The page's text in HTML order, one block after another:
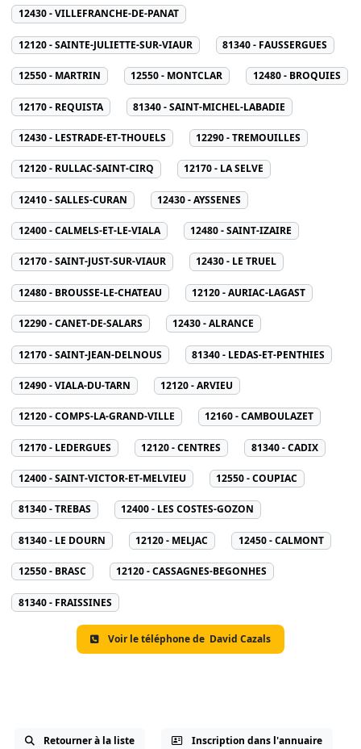
12430 - VILLEFRANCHE-DE-PANAT
12120 - SAINTE-JULIETTE-SUR-VIAUR 81340 - FAUSSERGUES
12550 - MARTRIN 12550 - MONTCLAR 12480 - BROQUIES
12170 - REQUISTA 81340 - SAINT-MICHEL-LABADIE
12430 - LESTRADE-ET-THOUELS 12290 - TREMOUILLES
12120 - RULLAC-SAINT-CIRQ 12170 - LA SELVE
12410 - SALLES-CURAN 12430 - AYSSENES
12400 - CALMELS-ET-LE-VIALA 12480 - SAINT-IZAIRE
12170 - SAINT-JUST-SUR-VIAUR 12430 - LE TRUEL
12480 - BROUSSE-LE-CHATEAU 12120 - AURIAC-LAGAST
12290 - CANET-DE-SALARS 12430 - ALRANCE
12170 - SAINT-JEAN-DELNOUS 81340 - LEDAS-ET-PENTHIES
12490 - VIALA-DU-TARN 12120 - ARVIEU
12120 - COMPS-LA-GRAND-VILLE 12160 - CAMBOULAZET
12170 - LEDERGUES 12120 - CENTRES 81340 - CADIX
12400 - SAINT-VICTOR-ET-MELVIEU 12550 - COUPIAC
81340 - TREBAS 12400 - LES COSTES-GOZON
81340 - LE DOURN 12120 - MELJAC 12450 - CALMONT
12550 - BRASC 12120 - CASSAGNES-BEGONHES
81340 - FRAISSINES
Voir le téléphone de David Cazals
Retourner à la liste Inscription dans l'annuaire